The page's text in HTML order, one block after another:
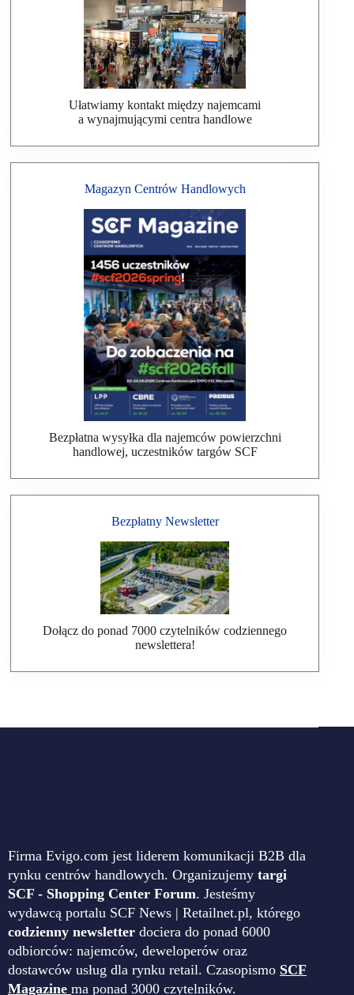
Ułatwiamy kontakt między najemcami
a wynajmującymi centra handlowe
Magazyn Centrów Handlowych
Bezpłatna wysyłka dla najemców powierzchni
handlowej, uczestników targów SCF
Bezpłatny Newsletter
Dołącz do ponad 7000 czytelników codziennego
newslettera!
Firma Evigo.com jest liderem komunikacji B2B dla
rynku centrów handlowych. Organizujemy targi
SCF - Shopping Center Forum. Jesteśmy
wydawcą portalu SCF News | Retailnet.pl, którego
codzienny newsletter dociera do ponad 6000
odbiorców: najemców, deweloperów oraz
dostawców usług dla rynku retail. Czasopismo SCF
Magazine ma ponad 3000 czytelników.